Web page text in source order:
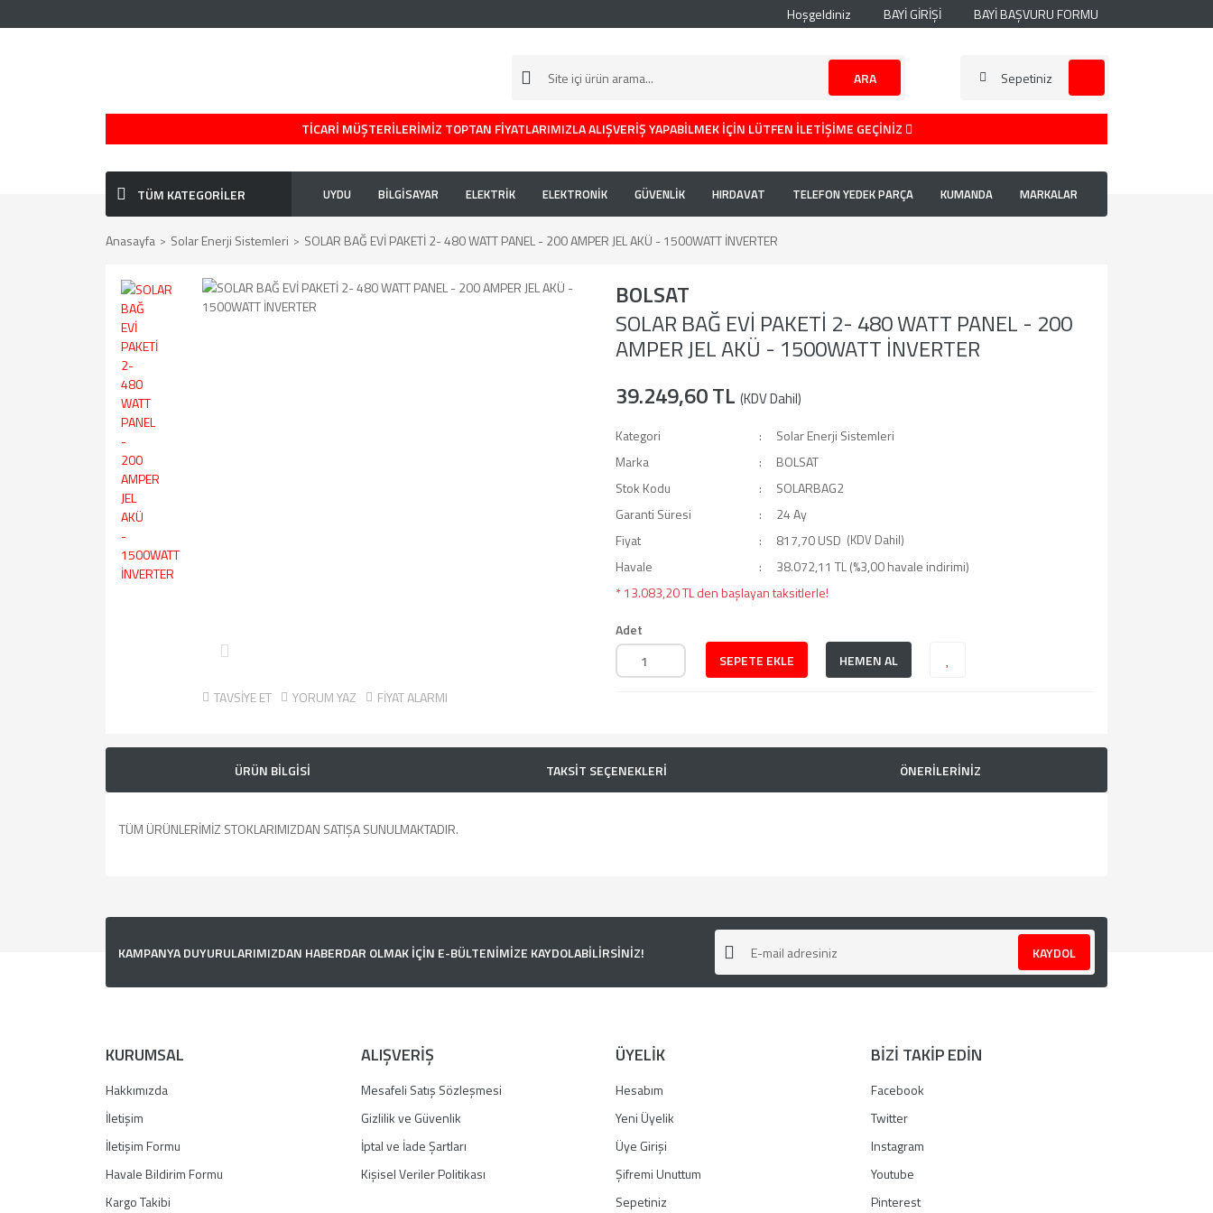
Hoşgeldiniz BAYİ GİRİŞİ BAYİ BAŞVURU FORMU
ARA Sepetiniz
TİCARİ MÜŞTERİLERİMİZ TOPTAN FİYATLARIMIZLA ALIŞVERİŞ YAPABİLMEK İÇİN LÜTFEN İLETİŞİME GEÇİNİZ
TÜM KATEGORİLER UYDU BİLGİSAYAR ELEKTRİK ELEKTRONİK GÜVENLİK HIRDAVAT TELEFON YEDEK PARÇA KUMANDA MARKALAR
Anasayfa Solar Enerji Sistemleri SOLAR BAĞ EVİ PAKETİ 2- 480 WATT PANEL - 200 AMPER JEL AKÜ - 1500WATT İNVERTER
TAVSİYE ET YORUM YAZ FİYAT ALARMI
BOLSAT
SOLAR BAĞ EVİ PAKETİ 2- 480 WATT PANEL - 200
AMPER JEL AKÜ - 1500WATT İNVERTER
39.249,60 TL (KDV Dahil)
Kategori
Solar Enerji Sistemleri
Marka
BOLSAT
Stok Kodu
SOLARBAG2
Garanti Süresi
24 Ay
Fiyat
817,70 USD (KDV Dahil)
Havale
38.072,11 TL (%3,00 havale indirimi)
* 13.083,20 TL den başlayan taksitlerle!
Adet
SEPETE EKLE
HEMEN AL
ÜRÜN BİLGİSİ TAKSİT SEÇENEKLERİ ÖNERİLERİNİZ
TÜM ÜRÜNLERİMİZ STOKLARIMIZDAN SATIŞA SUNULMAKTADIR.
Ürün resmi kalitesiz, bozuk veya görüntülenemiyor.
Bu ürüne benzer farklı alternatifler olmalı.
Gönder
KAMPANYA DUYURULARIMIZDAN HABERDAR OLMAK İÇİN E-BÜLTENİMİZE KAYDOLABİLİRSİNİZ! KAYDOL
KURUMSAL
Hakkımızda
İletişim
İletişim Formu
Havale Bildirim Formu
Kargo Takibi
ALIŞVERİŞ
Mesafeli Satış Sözleşmesi
Gizlilik ve Güvenlik
İptal ve İade Şartları
Kişisel Veriler Politikası
ÜYELİK
Hesabım
Yeni Üyelik
Üye Girişi
Şifremi Unuttum
Sepetiniz
BİZİ TAKİP EDİN
Facebook
Twitter
Instagram
Youtube
Pinterest